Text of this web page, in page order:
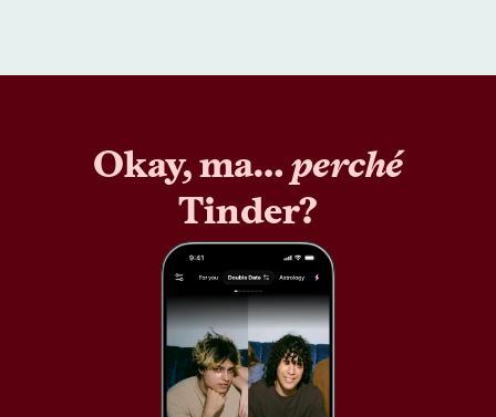
Okay, ma…perché
Tinder?